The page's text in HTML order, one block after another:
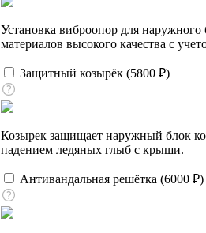
Установка виброопор для
материалов высокого качества с
Защитный козырёк (5800 ₽)
Козырек защищает наружный блок
падением ледяных глыб с крыши.
Антивандальная решётка (6000 ₽)